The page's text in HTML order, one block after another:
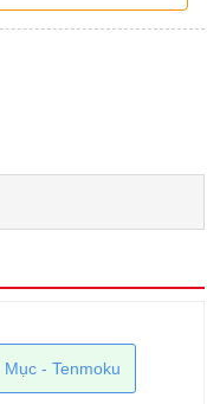
- Tenmoku